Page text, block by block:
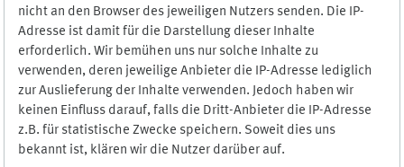
nicht an den Browser des jeweiligen Nutzers senden. Die IP-
Adresse ist damit für die Darstellung dieser Inhalte
erforderlich. Wir bemühen uns nur solche Inhalte zu
verwenden, deren jeweilige Anbieter die IP-Adresse lediglich
zur Auslieferung der Inhalte verwenden. Jedoch haben wir
keinen Einfluss darauf, falls die Dritt-Anbieter die IP-Adresse
z.B. für statistische Zwecke speichern. Soweit dies uns
bekannt ist, klären wir die Nutzer darüber auf.